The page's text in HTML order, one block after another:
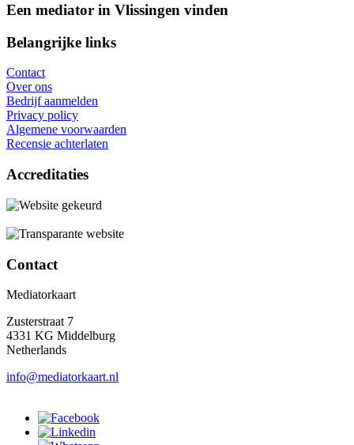
Een mediator in Vlissingen vinden
Belangrijke links
Contact
Over ons
Bedrijf aanmelden
Privacy policy
Algemene voorwaarden
Recensie achterlaten
Accreditaties
Contact
Mediatorkaart
Zusterstraat 7
4331 KG Middelburg
Netherlands
info@mediatorkaart.nl